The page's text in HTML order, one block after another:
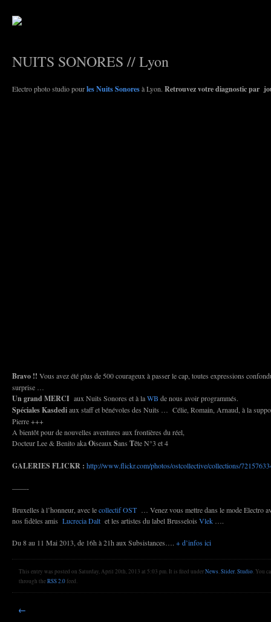
NUITS SONORES // Lyon
Electro photo studio pourles Nuits Sonoresà Lyon. Retrouvez votre diagnostic par
Bravo !! Vous avez été plus de 500 courageux à passer le cap, toutes expressions
surprise …
Un grand MERCI aux Nuits Sonores et à laWB de nous avoir programmés.
Spéciales Kasdediaux staff et bénévoles des Nuits … Célie, Romain, Arnaud, à la
Pierre +++
A bientôt pour de nouvelles aventures aux frontières du réel,
Docteur Lee & Benito akaOiseaux Sans Tête N°3 et 4
GALERIES FLICKR : http://www.flickr.com/photos/ostcollective/collections/
——-
Bruxelles à l’honneur, avec lecollectif OST
… Venez vous mettre dans le mode Electro
nos fidèles amis Lucrecia Dalt et les artistes du label Brusselois Vlek ….
Du 8 au 11 Mai 2013, de 16h à 21h aux Subsistances…. + d’infos ici
This entry was posted on Saturday, April 20th, 2013 at 5:03 pm. It is filed underNews,Slider,Studio. You
through theRSS 2.0 feed.
←